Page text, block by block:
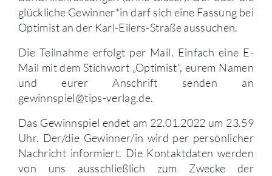
glückliche Gewinner*in darf sich eine Fassung bei
Optimist an der Karl-Eilers-Straße aussuchen.
Die Teilnahme erfolgt per Mail. Einfach eine E-
Mail mit dem Stichwort „Optimist”, eurem Namen
und eurer Anschrift senden an
gewinnspiel@tips-verlag.de.
Das Gewinnspiel endet am 22.01.2022 um 23.59
Uhr. Der/die Gewinner/in wird per persönlicher
Nachricht informiert. Die Kontaktdaten werden
von uns ausschließlich zum Zwecke der